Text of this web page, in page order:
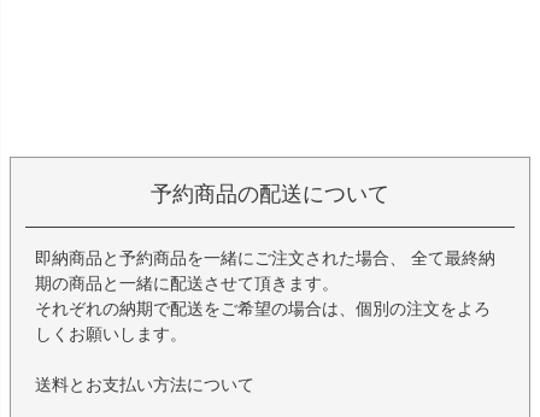
予約商品の配送について
即納商品と予約商品を一緒にご注文された場合、 全て最終納
期の商品と一緒に配送させて頂きます。
それぞれの納期で配送をご希望の場合は、個別の注文をよろ
しくお願いします。
送料とお支払い方法について